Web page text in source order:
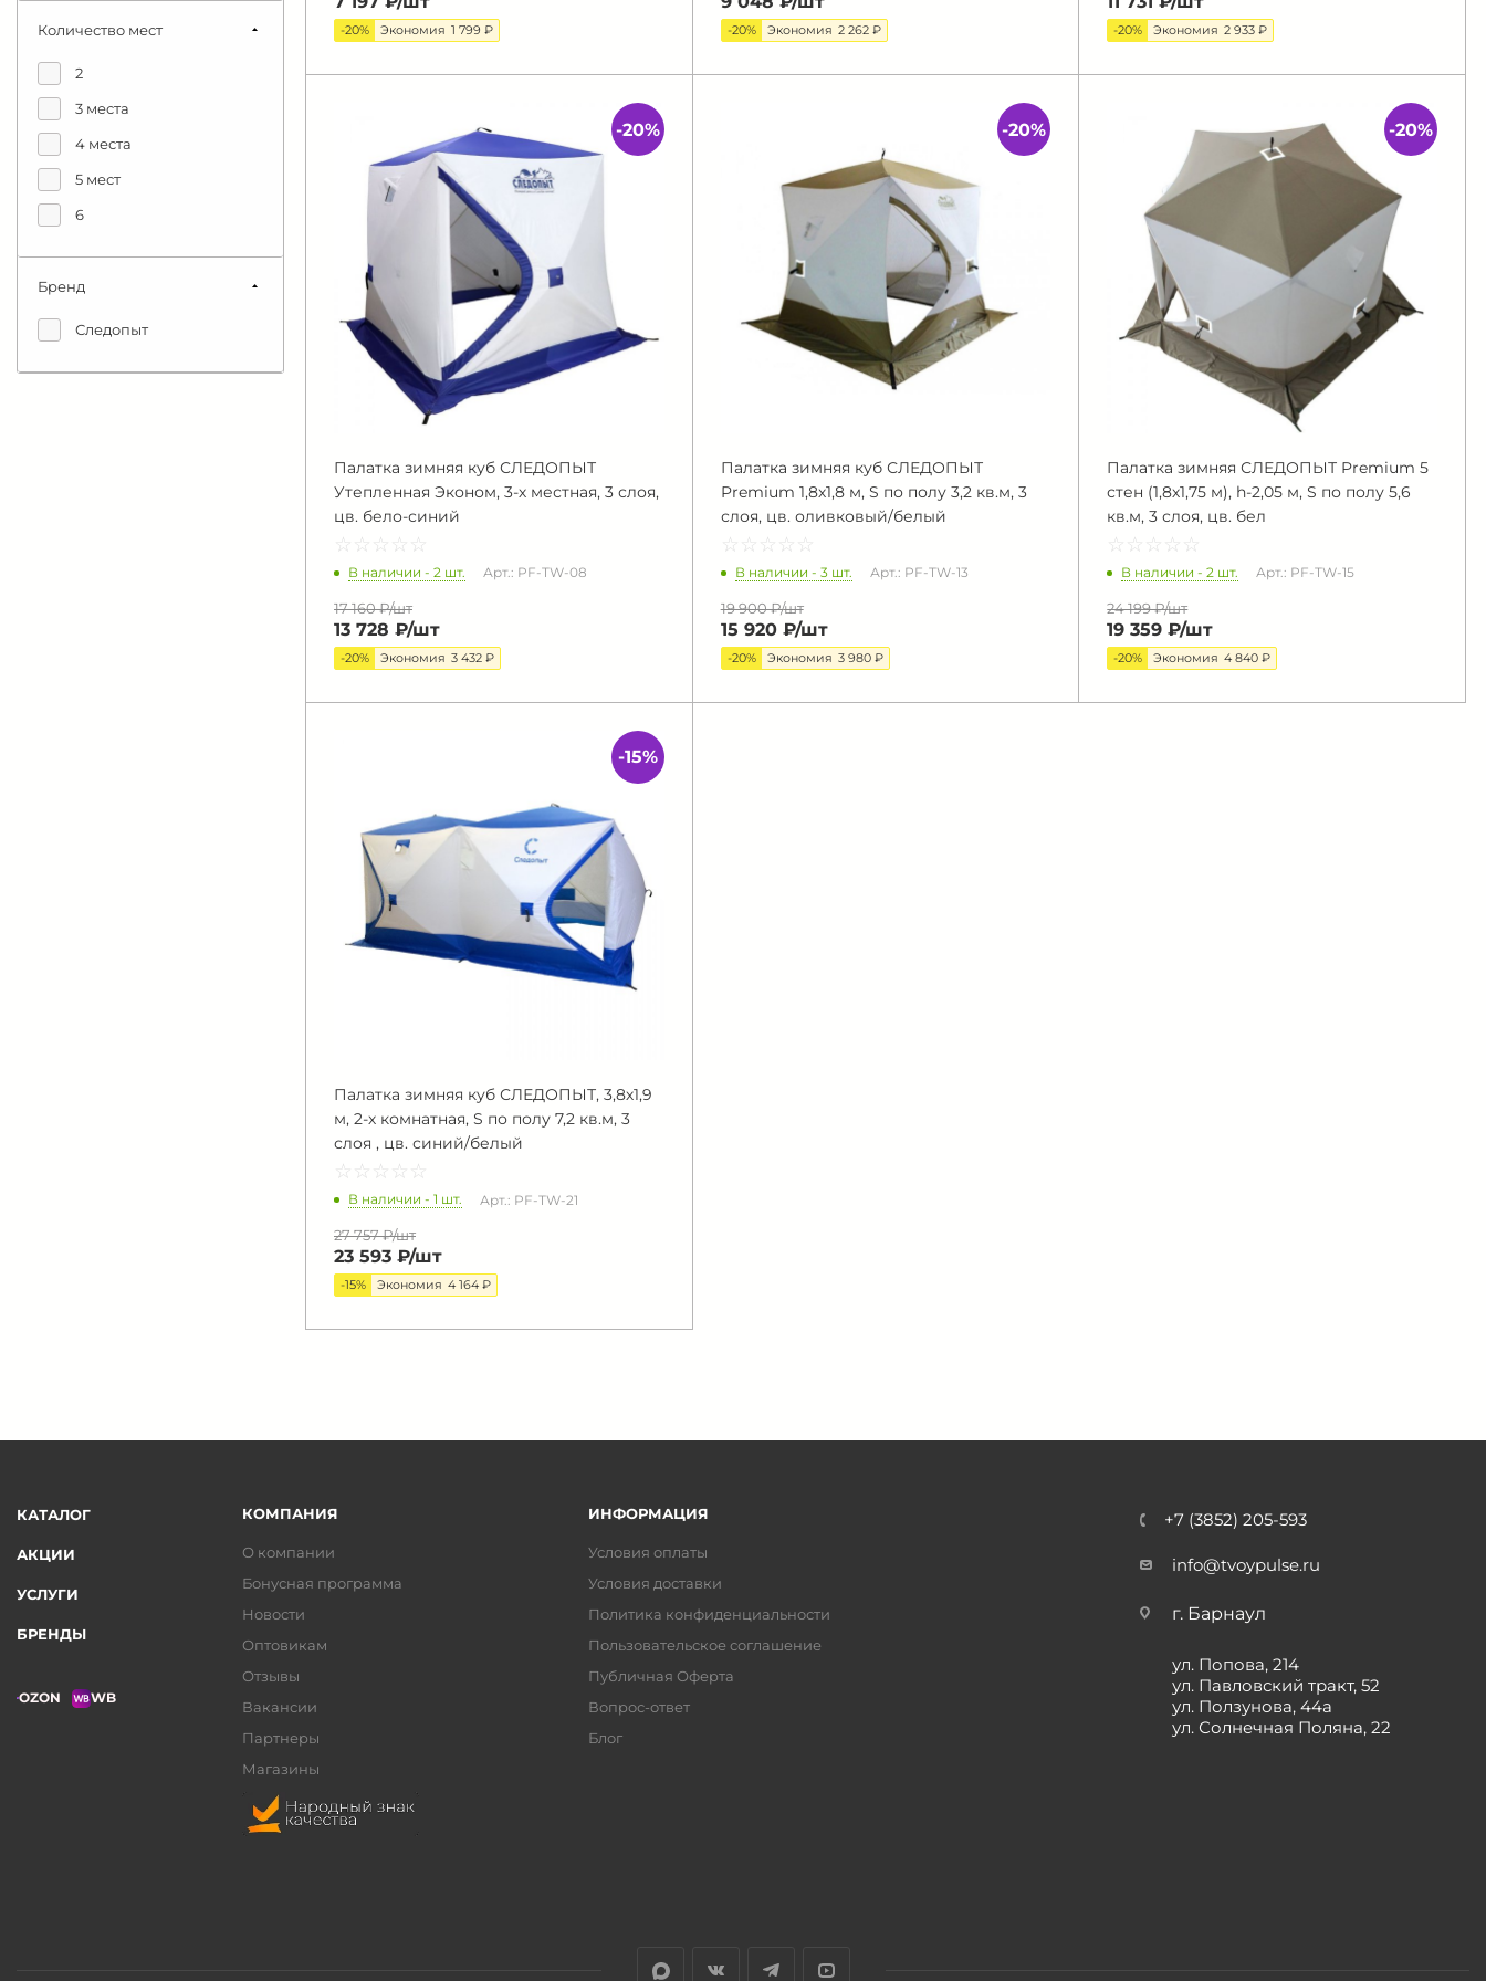
-20% Экономия 1 799 ₽ -20% Экономия 2 262 ₽ -20% Экономия 2 933 ₽
Палатка зимняя куб СЛЕДОПЫТ
Утепленная Эконом, 3-х местная, 3 слоя,
цв. бело-синий
☆ ☆ ☆ ☆ ☆
★ ★ ★ ★ ★
В наличии - 2 шт. Арт.: PF-TW-08
17 160 ₽/шт
13 728 ₽/шт
-20% Экономия 3 432 ₽
-20%
Палатка зимняя куб СЛЕДОПЫТ
Premium 1,8х1,8 м, S по полу 3,2 кв.м, 3
слоя, цв. оливковый/белый
☆ ☆ ☆ ☆ ☆
★ ★ ★ ★ ★
В наличии - 3 шт. Арт.: PF-TW-13
19 900 ₽/шт
15 920 ₽/шт
-20% Экономия 3 980 ₽
-20%
Палатка зимняя СЛЕДОПЫТ Premium 5
стен (1,8х1,75 м), h-2,05 м, S по полу 5,6
кв.м, 3 слоя, цв. бел
☆ ☆ ☆ ☆ ☆
★ ★ ★ ★ ★
В наличии - 2 шт. Арт.: PF-TW-15
24 199 ₽/шт
19 359 ₽/шт
-20% Экономия 4 840 ₽
-20%
Палатка зимняя куб СЛЕДОПЫТ, 3,8х1,9
м, 2-х комнатная, S по полу 7,2 кв.м, 3
слоя , цв. синий/белый
☆ ☆ ☆ ☆ ☆
★ ★ ★ ★ ★
В наличии - 1 шт. Арт.: PF-TW-21
27 757 ₽/шт
23 593 ₽/шт
-15% Экономия 4 164 ₽
-15%
Количество мест
2
3 места
4 места
5 мест
6
Бренд
Следопыт
КАТАЛОГ
АКЦИИ
УСЛУГИ
БРЕНДЫ
OZON WB
КОМПАНИЯ
О компании
Бонусная программа
Новости
Оптовикам
Отзывы
Вакансии
Партнеры
Магазины
ИНФОРМАЦИЯ
Условия оплаты
Условия доставки
Политика конфиденциальности
Пользовательское соглашение
Публичная Оферта
Вопрос-ответ
Блог
+7 (3852) 205-593
info@tvoypulse.ru
г. Барнаул
ул. Попова, 214
ул. Павловский тракт, 52
ул. Ползунова, 44а
ул. Солнечная Поляна, 22